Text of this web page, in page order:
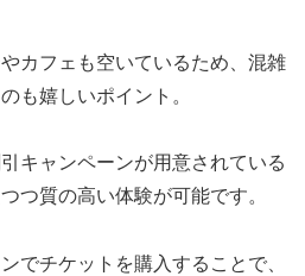
カフェも空いているため、混雑
も嬉しいポイント。
キャンペーンが用意されている
つ質の高い体験が可能です。
でチケットを購入することで、